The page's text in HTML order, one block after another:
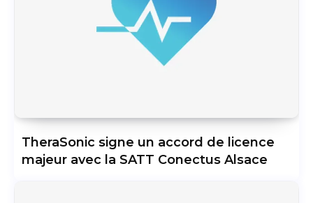
TheraSonic signe un accord de licence
majeur avec la SATT Conectus Alsace